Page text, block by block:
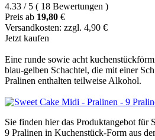
4.33 / 5 ( 18 Bewertungen )
Preis ab 19,80 €
Versandkosten: zzgl. 4,90 €
Jetzt kaufen
Eine runde sowie acht
blau-gelben Schachtel, die mit einer
Pralinen enthalten teilweise Alkohol.
Sie finden hier das Produktangebot für
9 Pralinen in Kuchenstück-Form aus